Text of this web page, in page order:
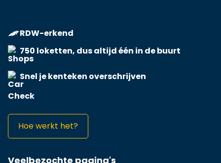
RDW-erkend
750 loketten, dus altijd één in de buurt
Snel je kenteken overschrijven
Hoe werkt het?
Veelbezochte pagina's